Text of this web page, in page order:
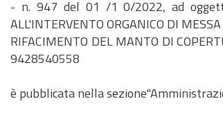
- n. 947 del 01 /1 0/2022, ad
ALL'INTERVENTO ORGANICO DI
RIFACIMENTO DEL MANTO DI
9428540558
è pubblicata nella